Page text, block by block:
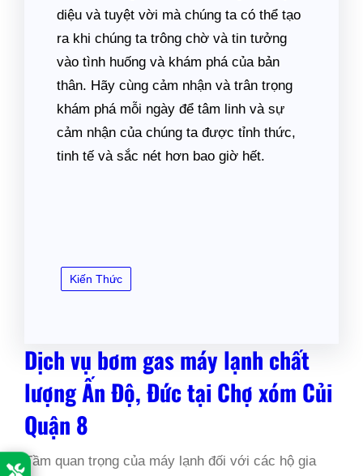
diệu và tuyệt vời mà chúng ta có thể tạo
ra khi chúng ta trông chờ và tin tưởng
vào tình huống và khám phá của bản
thân. Hãy cùng cảm nhận và trân trọng
khám phá mỗi ngày để tâm linh và sự
cảm nhận của chúng ta được tỉnh thức,
tinh tế và sắc nét hơn bao giờ hết.
Kiến Thức
Dịch vụ bơm gas máy lạnh chất
lượng Ấn Độ, Đức tại Chợ xóm Củi
Quận 8
Tầm quan trọng của máy lạnh đối với các hộ gia